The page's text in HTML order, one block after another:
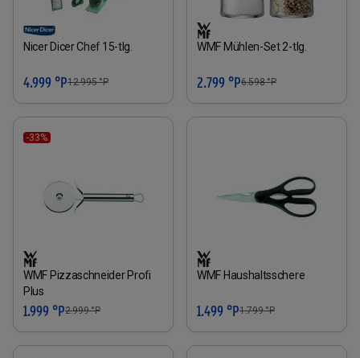
Nicer Dicer Chef 15-tlg.
4.999 °P12.995°P
WMF Mühlen-Set 2-tlg.
2.799 °P6.598°P
-33%
WMF Pizzaschneider Profi
Plus
1.999 °P2.999°P
WMF Haushaltsschere
1.499 °P1.799°P